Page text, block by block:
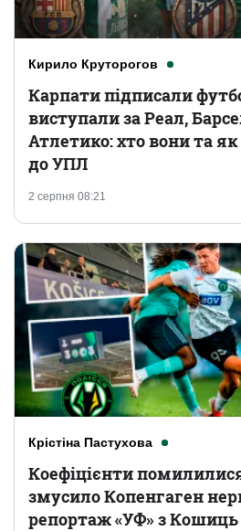
Кирило Круторогов
2 серпня 08:21
Карпати підписали
виступали за Реал,
Атлетико: хто вони та
до УПЛ
Крістіна Пастухова
Коефіцієнти
змусило Копенгаген
репортаж «УФ» з Кошиць